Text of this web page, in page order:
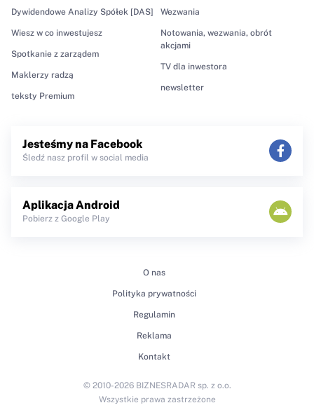
Dywidendowe Analizy Spółek [DAS]
Wiesz w co inwestujesz
Spotkanie z zarządem
Maklerzy radzą
teksty Premium
Wezwania
Notowania, wezwania, obrót
akcjami
TV dla inwestora
newsletter
Jesteśmy na Facebook
Śledź nasz profil w social media
Aplikacja Android
Pobierz z Google Play
O nas
Polityka prywatności
Regulamin
Reklama
Kontakt
© 2010-2026 BIZNESRADAR sp. z o.o.
Wszystkie prawa zastrzeżone